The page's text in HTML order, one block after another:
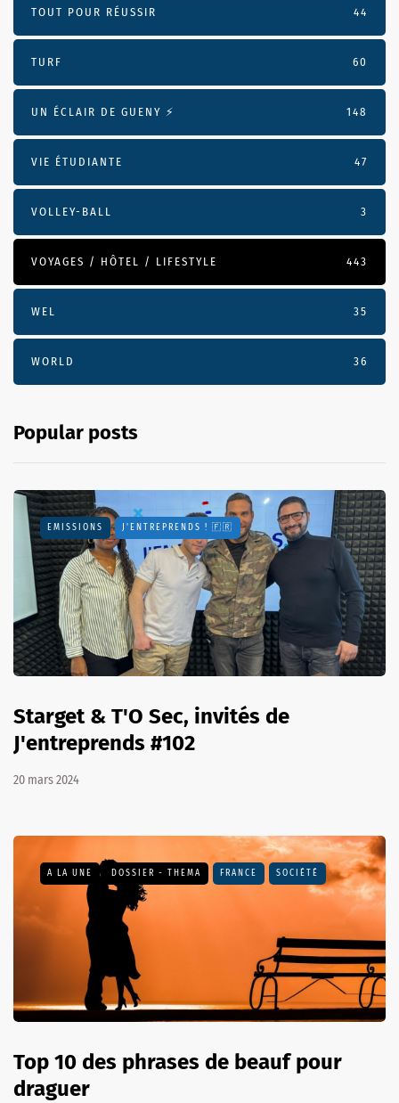
TOUT POUR RÉUSSIR 44
TURF 60
UN ÉCLAIR DE GUENY ⚡️ 148
VIE ÉTUDIANTE 47
VOLLEY-BALL 3
VOYAGES / HÔTEL / LIFESTYLE 443
WEL 35
WORLD 36
Popular posts
EMISSIONS J'ENTREPRENDS ! 🇫🇷
Starget & T'O Sec, invités de
J'entreprends #102
20 mars 2024
A LA UNE DOSSIER - THEMA FRANCE SOCIÉTÉ
Top 10 des phrases de beauf pour
draguer